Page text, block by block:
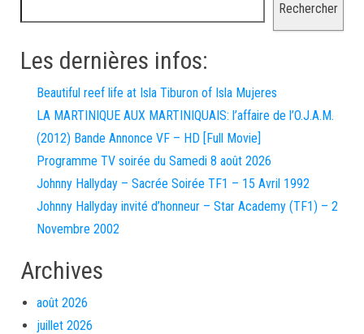
Rechercher
Les dernières infos:
Beautiful reef life at Isla Tiburon of Isla Mujeres
LA MARTINIQUE AUX MARTINIQUAIS: l’affaire de l’O.J.A.M.
(2012) Bande Annonce VF – HD [Full Movie]
Programme TV soirée du Samedi 8 août 2026
Johnny Hallyday – Sacrée Soirée TF1 – 15 Avril 1992
Johnny Hallyday invité d’honneur – Star Academy (TF1) – 2
Novembre 2002
Archives
août 2026
juillet 2026